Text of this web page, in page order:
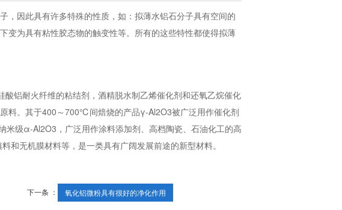
，因此具有许多特殊的性质，如：拟薄水铝石分子具有空间的
变为具有粘性胶态物的触变性等。所有的这些特性都使得拟薄
铝耐火纤维的粘结剂，酒精脱水制乙烯催化剂和还氧乙烷催化
料。其于400～700℃间焙烧的产品γ-Al2O3被广泛用作催化剂
级α-Al2O3，广泛用作涂料添加剂、高档陶瓷、石油化工的高
和无机膜材料等，是一类具有广阔发展前途的新型材料。
下一条 ： 氧化铝微粉具有很好的净化作用